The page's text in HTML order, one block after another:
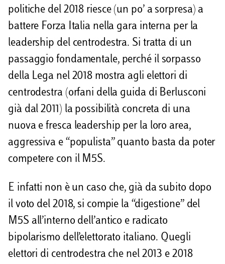
politiche del 2018 riesce (un po’ a sorpresa) a
battere Forza Italia nella gara interna per la
leadership del centrodestra. Si tratta di un
passaggio fondamentale, perché il sorpasso
della Lega nel 2018 mostra agli elettori di
centrodestra (orfani della guida di Berlusconi
già dal 2011) la possibilità concreta di una
nuova e fresca leadership per la loro area,
aggressiva e “populista” quanto basta da poter
competere con il M5S.
E infatti non è un caso che, già da subito dopo
il voto del 2018, si compie la “digestione” del
M5S all’interno dell’antico e radicato
bipolarismo dell’elettorato italiano. Quegli
elettori di centrodestra che nel 2013 e 2018